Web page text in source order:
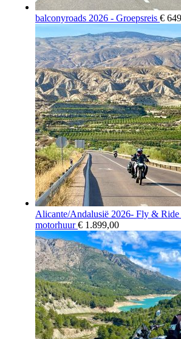
balconyroads 2026 - Groepsreis €
Alicante/Andalusië 2026- Fly & Ride
motorhuur € 1.899,00